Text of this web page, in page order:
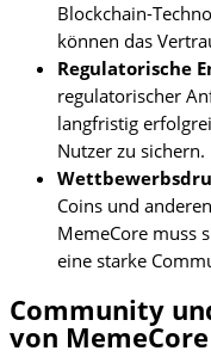
Blockchain-
können das
Regulatorische
regulatorischer
langfristig
Nutzer zu sichern.
Coins und
MemeCore muss
eine starke
Community
von MemeCore